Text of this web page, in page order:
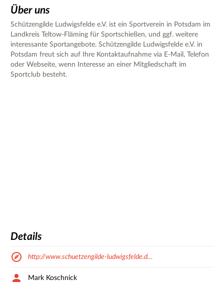
Über uns
Schützengilde Ludwigsfelde e.V. ist ein Sportverein in Potsdam im
Landkreis Teltow-Fläming für Sportschießen, und ggf. weitere
interessante Sportangebote. Schützengilde Ludwigsfelde e.V. in
Potsdam freut sich auf Ihre Kontaktaufnahme via E-Mail, Telefon
oder Webseite, wenn Interesse an einer Mitgliedschaft im
Sportclub besteht.
Details
http://www.schuetzengilde-ludwigsfelde.d…
Mark Koschnick